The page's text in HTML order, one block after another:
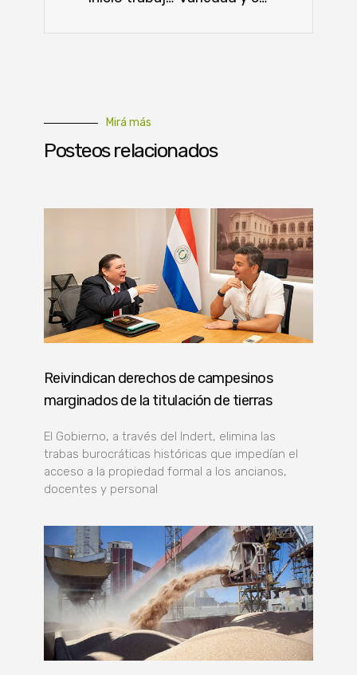
Mirá más
Posteos relacionados
Reivindican derechos de campesinos
marginados de la titulación de tierras
El Gobierno, a través del Indert, elimina las
trabas burocráticas históricas que impedían el
acceso a la propiedad formal a los ancianos,
docentes y personal